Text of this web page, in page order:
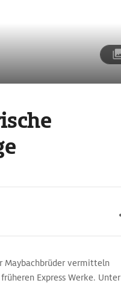
Maybachbrüder vermitteln
Express Werke. Unter